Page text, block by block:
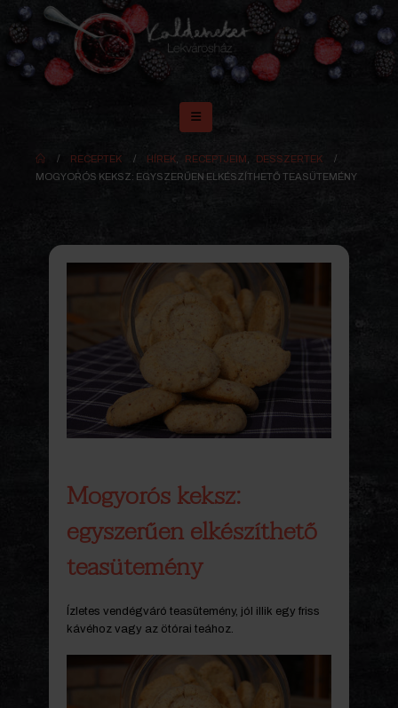
RECEPTEK HÍREK RECEPTJEIM
DESSZERTEK
MOGYORÓS KEKSZ: EGYSZERŰEN ELKÉSZÍTHETŐ TEASÜTEMÉNY
Mogyorós keksz:
egyszerűen elkészíthető
teasütemény
Ízletes vendégváró teasütemény, jól illik egy friss
kávéhoz vagy az ötórai teához.